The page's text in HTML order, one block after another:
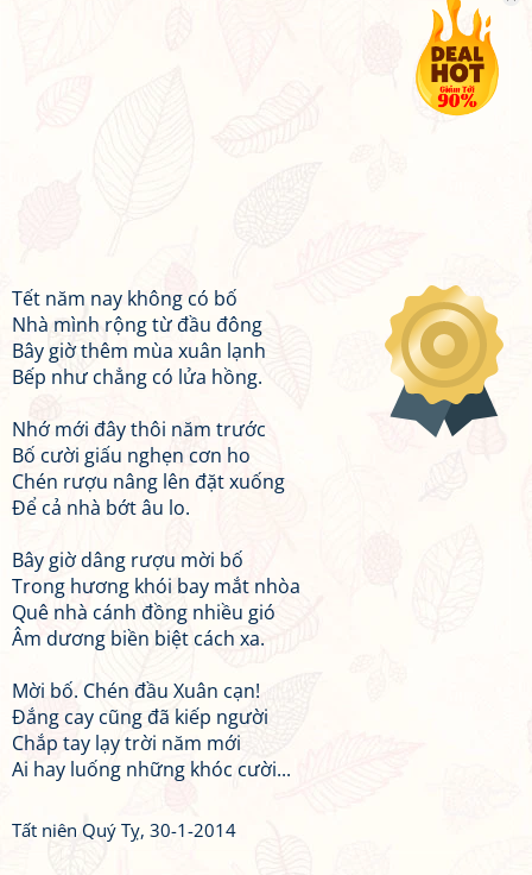
Tết năm nay không có bố
Nhà mình rộng từ đầu đông
Bây giờ thêm mùa xuân lạnh
Bếp như chẳng có lửa hồng.
Nhớ mới đây thôi năm trước
Bố cười giấu nghẹn cơn ho
Chén rượu nâng lên đặt xuống
Để cả nhà bớt âu lo.
Bây giờ dâng rượu mời bố
Trong hương khói bay mắt nhòa
Quê nhà cánh đồng nhiều gió
Âm dương biền biệt cách xa.
Mời bố. Chén đầu Xuân cạn!
Đắng cay cũng đã kiếp người
Chắp tay lạy trời năm mới
Ai hay luống những khóc cười...
Tất niên Quý Tỵ, 30-1-2014